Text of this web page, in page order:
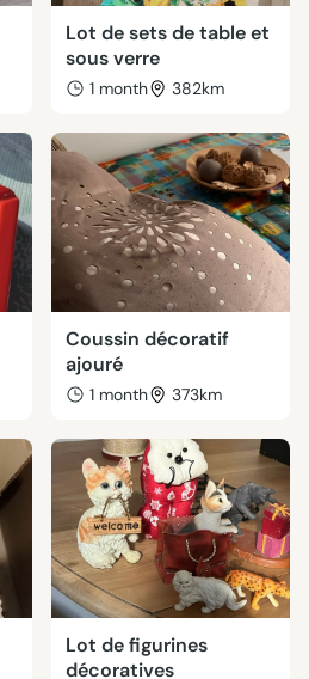
Lot de sets de table et
sous verre
1 month 382km
Coussin décoratif
ajouré
1 month 373km
Lot de figurines
décoratives